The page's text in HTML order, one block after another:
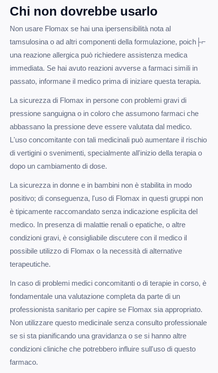
Chi non dovrebbe usarlo
Non usare Flomax se hai una ipersensibilità nota al
tamsulosina o ad altri componenti della formulazione, poich├⌐
una reazione allergica può richiedere assistenza medica
immediata. Se hai avuto reazioni avverse a farmaci simili in
passato, informane il medico prima di iniziare questa terapia.
La sicurezza di Flomax in persone con problemi gravi di
pressione sanguigna o in coloro che assumono farmaci che
abbassano la pressione deve essere valutata dal medico.
L'uso concomitante con tali medicinali può aumentare il rischio
di vertigini o svenimenti, specialmente all'inizio della terapia o
dopo un cambiamento di dose.
La sicurezza in donne e in bambini non è stabilita in modo
positivo; di conseguenza, l'uso di Flomax in questi gruppi non
è tipicamente raccomandato senza indicazione esplicita del
medico. In presenza di malattie renali o epatiche, o altre
condizioni gravi, è consigliabile discutere con il medico il
possibile utilizzo di Flomax o la necessità di alternative
terapeutiche.
In caso di problemi medici concomitanti o di terapie in corso, è
fondamentale una valutazione completa da parte di un
professionista sanitario per capire se Flomax sia appropriato.
Non utilizzare questo medicinale senza consulto professionale
se si sta pianificando una gravidanza o se si hanno altre
condizioni cliniche che potrebbero influire sull'uso di questo
farmaco.